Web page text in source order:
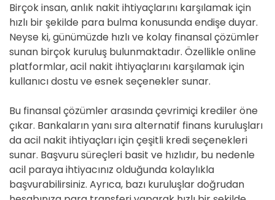
Birçok insan, anlık nakit ihtiyaçlarını karşılamak için
hızlı bir şekilde para bulma konusunda endişe duyar.
Neyse ki, günümüzde hızlı ve kolay finansal çözümler
sunan birçok kuruluş bulunmaktadır. Özellikle online
platformlar, acil nakit ihtiyaçlarını karşılamak için
kullanıcı dostu ve esnek seçenekler sunar.
Bu finansal çözümler arasında çevrimiçi krediler öne
çıkar. Bankaların yanı sıra alternatif finans kuruluşları
da acil nakit ihtiyaçları için çeşitli kredi seçenekleri
sunar. Başvuru süreçleri basit ve hızlıdır, bu nedenle
acil paraya ihtiyacınız olduğunda kolaylıkla
başvurabilirsiniz. Ayrıca, bazı kuruluşlar doğrudan